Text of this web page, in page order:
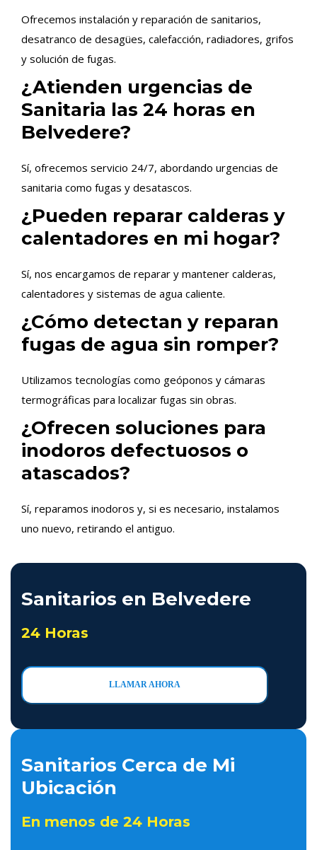
Ofrecemos instalación y reparación de sanitarios,
desatranco de desagües, calefacción, radiadores, grifos
y solución de fugas.
¿Atienden urgencias de
Sanitaria las 24 horas en
Belvedere?
Sí, ofrecemos servicio 24/7, abordando urgencias de
sanitaria como fugas y desatascos.
¿Pueden reparar calderas y
calentadores en mi hogar?
Sí, nos encargamos de reparar y mantener calderas,
calentadores y sistemas de agua caliente.
¿Cómo detectan y reparan
fugas de agua sin romper?
Utilizamos tecnologías como geóponos y cámaras
termográficas para localizar fugas sin obras.
¿Ofrecen soluciones para
inodoros defectuosos o
atascados?
Sí, reparamos inodoros y, si es necesario, instalamos
uno nuevo, retirando el antiguo.
Sanitarios en Belvedere
24 Horas
LLAMAR AHORA
Sanitarios Cerca de Mi
Ubicación
En menos de 24 Horas